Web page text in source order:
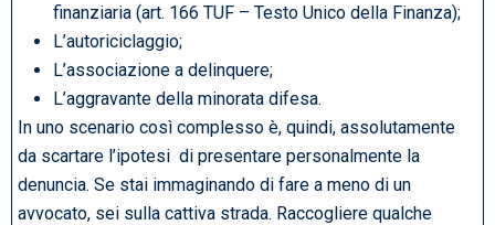
finanziaria (art. 166 TUF – Testo Unico della Finanza);
L’autoriciclaggio;
L’associazione a delinquere;
L’aggravante della minorata difesa.
In uno scenario così complesso è, quindi, assolutamente
da scartare l’ipotesi di presentare personalmente la
denuncia. Se stai immaginando di fare a meno di un
avvocato, sei sulla cattiva strada. Raccogliere qualche